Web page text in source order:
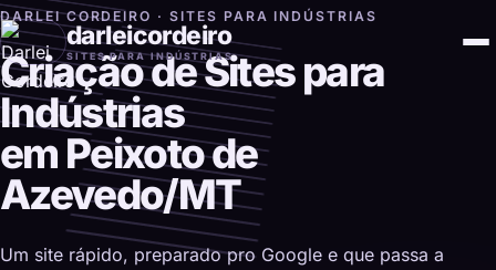
darleicordeiro
SITES PARA INDÚSTRIAS
DARLEI CORDEIRO · SITES PARA INDÚSTRIAS
Criação de Sites para
Indústrias
em Peixoto de
Azevedo/MT
Um site rápido, preparado pro Google e que passa a